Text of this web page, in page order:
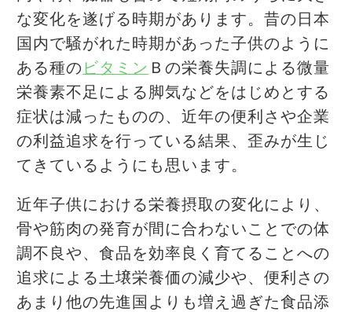
な変化を遂げる時期があります。昔の日本
国内で騒がれた時期があった子供のように
ある種の ビタミン Ｂの栄養失調による微量
栄養素不足による脚気などをはじめとする
症状は減ったものの、近年の便利さや企業
の利益追求を行っている結果、歪みが生じ
てきているようにも思います。
近年子供における栄養摂取の変化により、
骨や筋肉の発育が間に合わないことでの体
調不良や、食品を効率良く育てることへの
追求による土壌栄養価の減少や、便利さの
あまり他の先進国よりも増え過ぎた食品添